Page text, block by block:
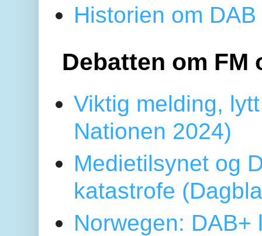
Historien om
Debatten om FM
Viktig melding,
Nationen 2024)
Medietilsynet og
katastrofe
Norwegen: